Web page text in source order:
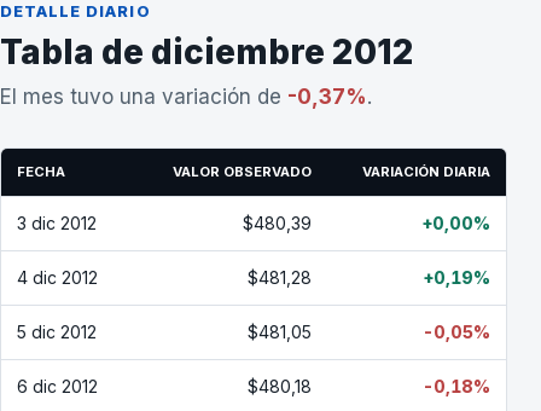
DETALLE DIARIO
Tabla de diciembre 2012
El mes tuvo una variación de -0,37%.
FECHA VALOR OBSERVADO VARIACIÓN DIARIA
3 dic 2012 $480,39 +0,00%
4 dic 2012 $481,28 +0,19%
5 dic 2012 $481,05 -0,05%
6 dic 2012 $480,18 -0,18%